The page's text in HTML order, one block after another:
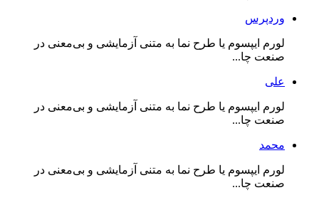
وردپرس
لورم ایپسوم یا طرح‌ نما به متنی آزمایشی و بی‌معنی در
صنعت چا...
علی
لورم ایپسوم یا طرح‌ نما به متنی آزمایشی و بی‌معنی در
صنعت چا...
محمد
لورم ایپسوم یا طرح‌ نما به متنی آزمایشی و بی‌معنی در
صنعت چا...